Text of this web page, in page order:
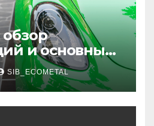
обзор
и основные
SIB_ECOMETAL